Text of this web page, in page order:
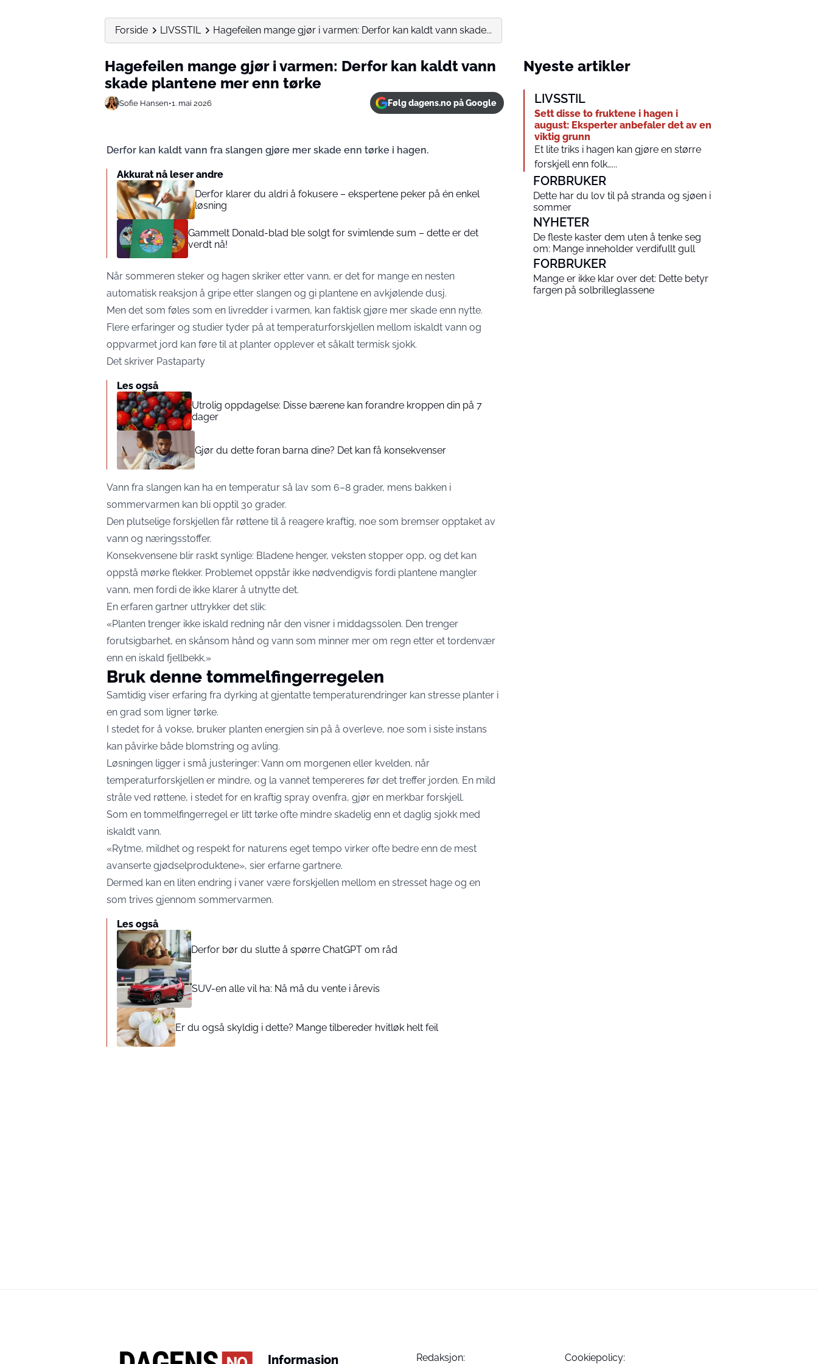
Forside LIVSSTIL Hagefeilen mange gjør i varmen: Derfor kan kaldt vann skade...
Hagefeilen mange gjør i varmen: Derfor kan kaldt vann
skade plantene mer enn tørke
Sofie Hansen•1. mai 2026 Følg dagens.no på Google
Derfor kan kaldt vann fra slangen gjøre mer skade enn tørke i hagen.
Akkurat nå leser andre
Derfor klarer du aldri å fokusere – ekspertene peker på én enkel
løsning
Gammelt Donald-blad ble solgt for svimlende sum – dette er det
verdt nå!
Når sommeren steker og hagen skriker etter vann, er det for mange en nesten
automatisk reaksjon å gripe etter slangen og gi plantene en avkjølende dusj.
Men det som føles som en livredder i varmen, kan faktisk gjøre mer skade enn nytte.
Flere erfaringer og studier tyder på at temperaturforskjellen mellom iskaldt vann og
oppvarmet jord kan føre til at planter opplever et såkalt termisk sjokk.
Det skriver Pastaparty
Les også
Utrolig oppdagelse: Disse bærene kan forandre kroppen din på 7
dager
Gjør du dette foran barna dine? Det kan få konsekvenser
Vann fra slangen kan ha en temperatur så lav som 6–8 grader, mens bakken i
sommervarmen kan bli opptil 30 grader.
Den plutselige forskjellen får røttene til å reagere kraftig, noe som bremser opptaket av
vann og næringsstoffer.
Konsekvensene blir raskt synlige: Bladene henger, veksten stopper opp, og det kan
oppstå mørke flekker. Problemet oppstår ikke nødvendigvis fordi plantene mangler
vann, men fordi de ikke klarer å utnytte det.
En erfaren gartner uttrykker det slik:
«Planten trenger ikke iskald redning når den visner i middagssolen. Den trenger
forutsigbarhet, en skånsom hånd og vann som minner mer om regn etter et tordenvær
enn en iskald fjellbekk.»
Bruk denne tommelfingerregelen
Samtidig viser erfaring fra dyrking at gjentatte temperaturendringer kan stresse planter i
en grad som ligner tørke.
I stedet for å vokse, bruker planten energien sin på å overleve, noe som i siste instans
kan påvirke både blomstring og avling.
Løsningen ligger i små justeringer: Vann om morgenen eller kvelden, når
temperaturforskjellen er mindre, og la vannet tempereres før det treffer jorden. En mild
stråle ved røttene, i stedet for en kraftig spray ovenfra, gjør en merkbar forskjell.
Som en tommelfingerregel er litt tørke ofte mindre skadelig enn et daglig sjokk med
iskaldt vann.
«Rytme, mildhet og respekt for naturens eget tempo virker ofte bedre enn de mest
avanserte gjødselproduktene», sier erfarne gartnere.
Dermed kan en liten endring i vaner være forskjellen mellom en stresset hage og en
som trives gjennom sommervarmen.
Les også
Derfor bør du slutte å spørre ChatGPT om råd
SUV-en alle vil ha: Nå må du vente i årevis
Er du også skyldig i dette? Mange tilbereder hvitløk helt feil
Nyeste artikler
LIVSSTIL
Sett disse to fruktene i hagen i
august: Eksperter anbefaler det av en
viktig grunn
Et lite triks i hagen kan gjøre en større
forskjell enn folk…...
FORBRUKER
Dette har du lov til på stranda og sjøen i
sommer
NYHETER
De fleste kaster dem uten å tenke seg
om: Mange inneholder verdifullt gull
FORBRUKER
Mange er ikke klar over det: Dette betyr
fargen på solbrilleglassene
Informasjon Redaksjon: Cookiepolicy: